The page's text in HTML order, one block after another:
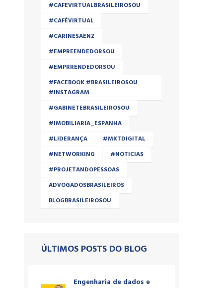
#CAFEVIRTUALBRASILEIROSOU
#CAFÉVIRTUAL
#CARINESAENZ
#EMPREENDEDORSOU
#EMPRRENDEDORSOU
#FACEBOOK #BRASILEIROSOU
#INSTAGRAM
#GABINETEBRASILEIROSOU
#IMOBILIARIA_ESPANHA
#LIDERANÇA
#MKTDIGITAL
#NETWORKING
#NOTICIAS
#PROJETANDOPESSOAS
ADVOGADOSBRASILEIROS
BLOGBRASILEIROSOU
ÚLTIMOS POSTS DO BLOG
Engenharia de dados e